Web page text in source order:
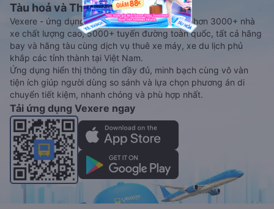
Tàu hoả và Thuê xe
Vexere - ứng dụng đặt vé đa phương tiện với hơn 3000+ nhà
xe chất lượng cao, 5000+ tuyến đường toàn quốc, tất cả hãng
bay và hãng tàu cùng dịch vụ thuê xe máy, xe du lịch phủ
khắp các tỉnh thành tại Việt Nam.
Ứng dụng hiển thị thông tin đầy đủ, minh bạch cùng vô vàn
tiện ích giúp người dùng so sánh và lựa chọn phương án di
chuyển tiết kiệm, nhanh chóng và phù hợp nhất.
Tải ứng dụng Vexere ngay